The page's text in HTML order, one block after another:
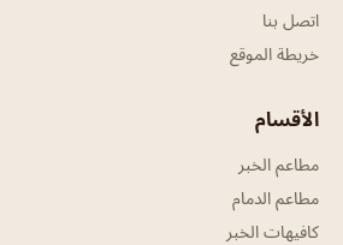
اتصل بنا
خريطة الموقع
الأقسام
مطاعم الخبر
مطاعم الدمام
كافيهات الخبر